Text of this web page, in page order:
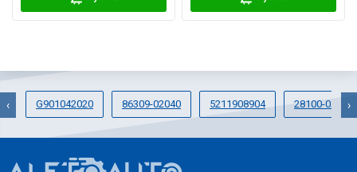
G901042020 86309-02040 5211908904 28100-0A010
‹ ›